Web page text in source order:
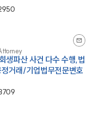
생파산 사건 다수 수행,법
거래/기업법무전문변호